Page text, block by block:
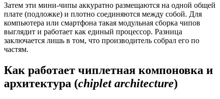
Затем эти мини-чипы аккуратно размещаются на одной общей
плате (подложке) и плотно соединяются между собой. Для
компьютера или смартфона такая модульная сборка чипов
выглядит и работает как единый процессор. Разница
заключается лишь в том, что производитель собрал его по
частям.
Как работает чиплетная компоновка и
архитектура (chiplet architecture)